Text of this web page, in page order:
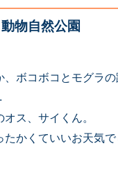
物自然公園
、ボコボコとモグラの
オス、サイくん。
たかくていいお天気で